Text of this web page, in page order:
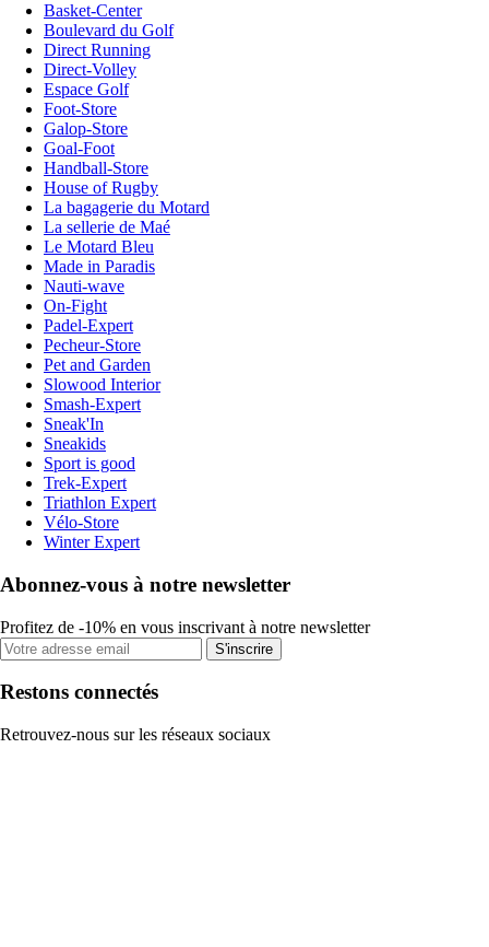
Basket-Center
Boulevard du Golf
Direct Running
Direct-Volley
Espace Golf
Foot-Store
Galop-Store
Goal-Foot
Handball-Store
House of Rugby
La bagagerie du Motard
La sellerie de Maé
Le Motard Bleu
Made in Paradis
Nauti-wave
On-Fight
Padel-Expert
Pecheur-Store
Pet and Garden
Slowood Interior
Smash-Expert
Sneak'In
Sneakids
Sport is good
Trek-Expert
Triathlon Expert
Vélo-Store
Winter Expert
Abonnez-vous à notre newsletter
Profitez de -10% en vous inscrivant à notre newsletter
S'inscrire
Restons connectés
Retrouvez-nous sur les réseaux sociaux